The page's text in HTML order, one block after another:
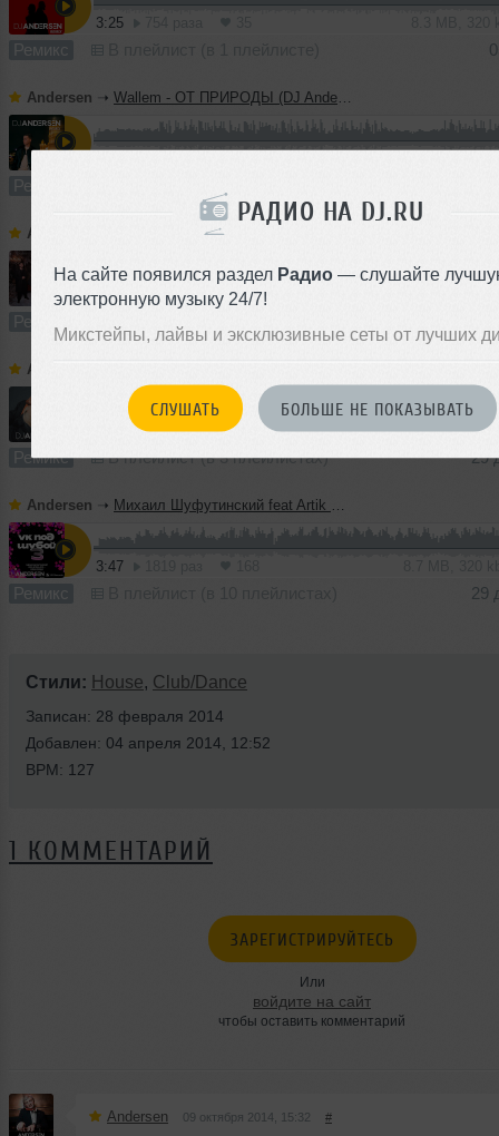
РАДИО НА DJ.RU
На сайте появился раздел Радио — слушайте
электронную музыку 24/7!
Микстейпы, лайвы и эксклюзивные сеты от лучших
СЛУШАТЬ БОЛЬШЕ НЕ ПОКАЗЫВАТЬ
3:25
Ремикс
Andersen ➝ Wallem - ОТ ПРИРОДЫ (DJ Andersen Remix)
Ремикс
Andersen Мохито, Red Square, KALVADOS - Долгая зима (DJ Andersen Remix)
2:43 603 раза 37
Ремикс
Andersen
3799 раз 159 6.5 MB, 320
Ремикс В плейлист (в 3 плейлистах) 29
Andersen ➝ Михаил Шуфутинский feat Artik & Asti - Зима холода (DJ Andersen Remix)
3:47
Ремикс 29
Стили: House, Club/Dance
Записан: 28 февраля 2014
Добавлен: 04 апреля 2014, 12:52
BPM: 127
1 КОММЕНТАРИЙ
ЗАРЕГИСТРИРУЙТЕСЬ
Или
войдите на сайт
чтобы оставить комментарий
Andersen 09 октября 2014, 15:32 #